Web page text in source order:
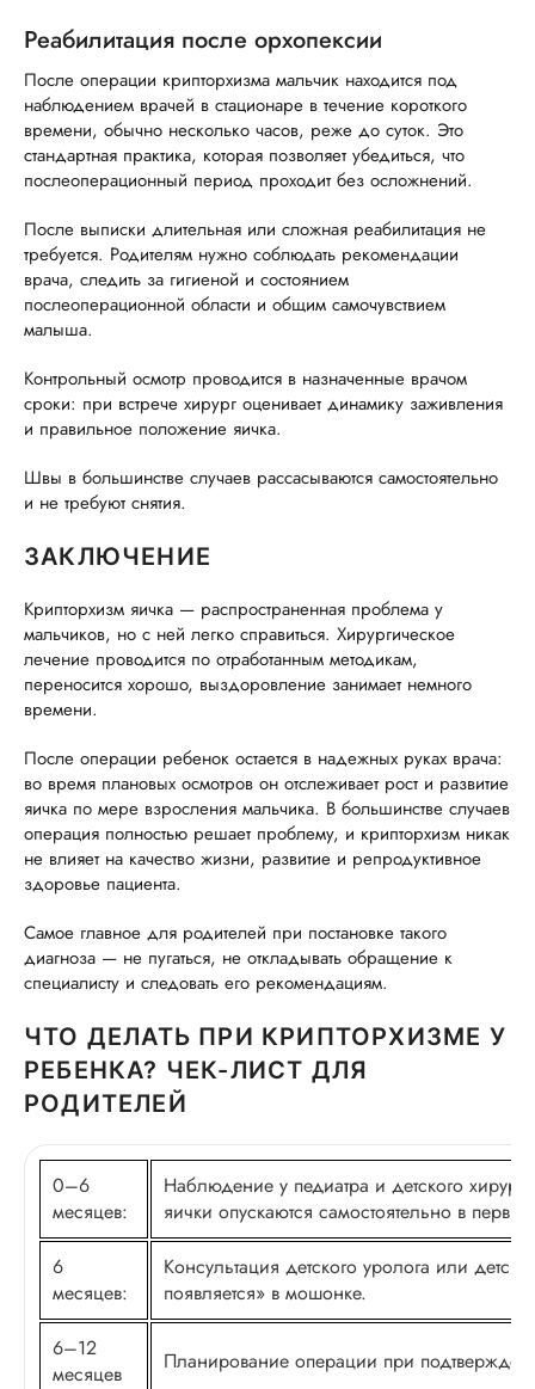
Реабилитация после орхопексии
После операции крипторхизма мальчик находится под
наблюдением врачей в стационаре в течение короткого
времени, обычно несколько часов, реже до суток. Это
стандартная практика, которая позволяет убедиться, что
послеоперационный период проходит без осложнений.
После выписки длительная или сложная реабилитация не
требуется. Родителям нужно соблюдать рекомендации
врача, следить за гигиеной и состоянием
послеоперационной области и общим самочувствием
малыша.
Контрольный осмотр проводится в назначенные врачом
сроки: при встрече хирург оценивает динамику заживления
и правильное положение яичка.
Швы в большинстве случаев рассасываются самостоятельно
и не требуют снятия.
ЗАКЛЮЧЕНИЕ
Крипторхизм яичка — распространенная проблема у
мальчиков, но с ней легко справиться. Хирургическое
лечение проводится по отработанным методикам,
переносится хорошо, выздоровление занимает немного
времени.
После операции ребенок остается в надежных руках врача:
во время плановых осмотров он отслеживает рост и развитие
яичка по мере взросления мальчика. В большинстве случаев
операция полностью решает проблему, и крипторхизм никак
не влияет на качество жизни, развитие и репродуктивное
здоровье пациента.
Самое главное для родителей при постановке такого
диагноза — не пугаться, не откладывать обращение к
специалисту и следовать его рекомендациям.
ЧТО ДЕЛАТЬ ПРИ КРИПТОРХИЗМЕ У
РЕБЕНКА? ЧЕК-ЛИСТ ДЛЯ
РОДИТЕЛЕЙ
0–6
месяцев:
Наблюдение у педиатра и детского
яички опускаются самостоятельно в
6
месяцев:
Консультация детского уролога или
появляется» в мошонке.
6–12
месяцев
Планирование операции при